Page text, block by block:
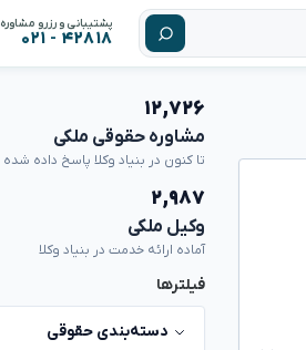
پشتیبانی و رزرو مشاوره
۴۲۸۱۸ - ۰۲۱
۱۲,۷۲۶
مشاوره حقوقی ملکی
تا کنون در بنیاد وکلا پاسخ داده شده
۲,۹۸۷
وکیل ملکی
آماده ارائه خدمت در بنیاد وکلا
فیلترها
دسته‌بندی حقوقی